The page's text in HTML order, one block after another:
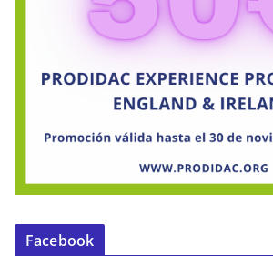
Facebook